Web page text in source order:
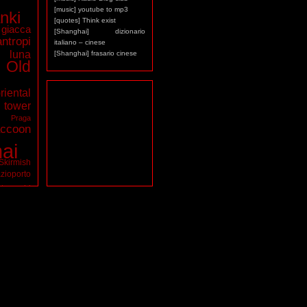
[music] youtube to mp3
[quotes] Think exist
[Shanghai] dizionario
italiano – cinese
[Shanghai] frasario cinese
giacca
luna
Old
Praga
tarocchi